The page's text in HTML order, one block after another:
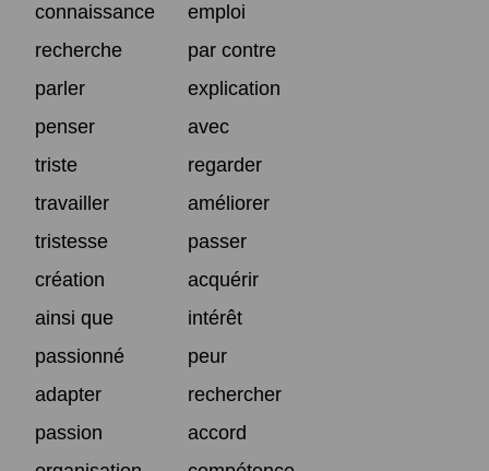
connaissance
emploi
recherche
par contre
parler
explication
penser
avec
triste
regarder
travailler
améliorer
tristesse
passer
création
acquérir
ainsi que
intérêt
passionné
peur
adapter
rechercher
passion
accord